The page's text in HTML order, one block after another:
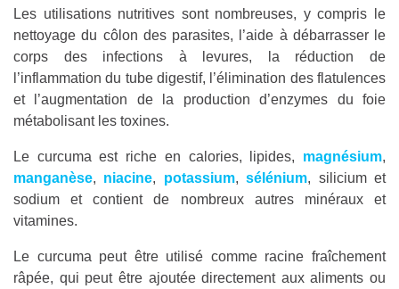
Les utilisations nutritives sont nombreuses, y compris le
nettoyage du côlon des parasites, l’aide à débarrasser le
corps des infections à levures, la réduction de
l’inflammation du tube digestif, l’élimination des flatulences
et l’augmentation de la production d’enzymes du foie
métabolisant les toxines.
Le curcuma est riche en calories, lipides, magnésium,
manganèse, niacine, potassium,sélénium, silicium et
sodium et contient de nombreux autres minéraux et
vitamines.
Le curcuma peut être utilisé comme racine fraîchement
râpée, qui peut être ajoutée directement aux aliments ou